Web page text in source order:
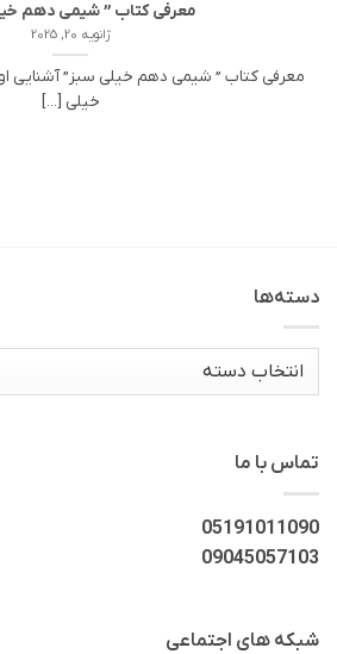
معرفی کتاب ” شیمی دهم
ژانویه 20, 2025
معرفی کتاب ” شیمی دهم خیلی سبز” آشنایی
خیلی [...]
دسته‌ها
دسته‌ها
تماس با ما
05191011090
09045057103
شبکه های اجتماعی